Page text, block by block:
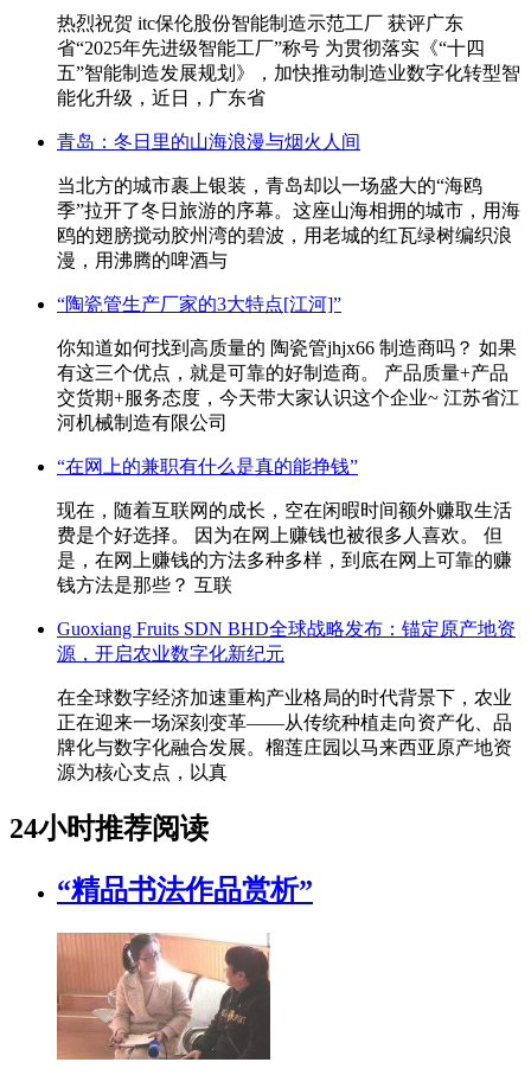
热烈祝贺 itc保伦股份智能制造示范工厂 获评广东
省“2025年先进级智能工厂”称号 为贯彻落实《“十四
五”智能制造发展规划》，加快推动制造业数字化转型智
能化升级，近日，广东省
青岛：冬日里的山海浪漫与烟火人间
当北方的城市裹上银装，青岛却以一场盛大的“海鸥
季”拉开了冬日旅游的序幕。这座山海相拥的城市，用海
鸥的翅膀搅动胶州湾的碧波，用老城的红瓦绿树编织浪
漫，用沸腾的啤酒与
“陶瓷管生产厂家的3大特点[江河]”
你知道如何找到高质量的 陶瓷管jhjx66 制造商吗？ 如果
有这三个优点，就是可靠的好制造商。 产品质量+产品
交货期+服务态度，今天带大家认识这个企业~ 江苏省江
河机械制造有限公司
“在网上的兼职有什么是真的能挣钱”
现在，随着互联网的成长，空在闲暇时间额外赚取生活
费是个好选择。 因为在网上赚钱也被很多人喜欢。 但
是，在网上赚钱的方法多种多样，到底在网上可靠的赚
钱方法是那些？ 互联
Guoxiang Fruits SDN BHD全球战略发布：锚定原产地资
源，开启农业数字化新纪元
在全球数字经济加速重构产业格局的时代背景下，农业
正在迎来一场深刻变革——从传统种植走向资产化、品
牌化与数字化融合发展。榴莲庄园以马来西亚原产地资
源为核心支点，以真
24小时推荐阅读
“精品书法作品赏析”